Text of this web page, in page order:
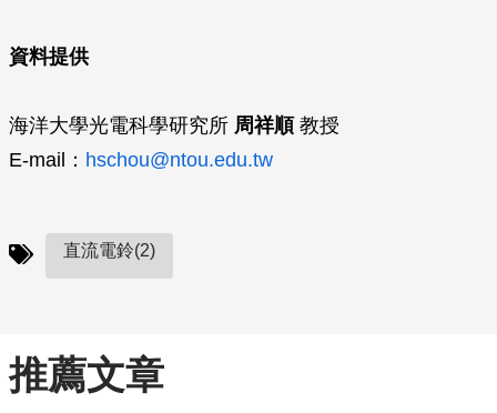
資料提供
海洋大學光電科學研究所 周祥順 教授
E-mail： hschou@ntou.edu.tw
直流電鈴(2)
推薦文章